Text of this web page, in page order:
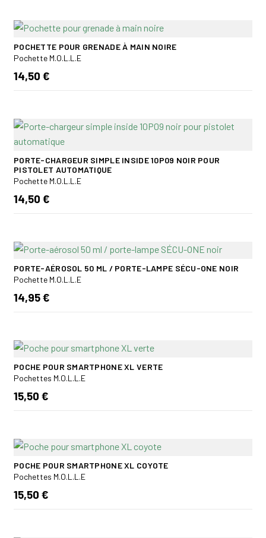
POCHETTE POUR GRENADE À MAIN NOIRE
Pochette M.O.L.L.E
14,50 €
PORTE-CHARGEUR SIMPLE INSIDE 10P09 NOIR POUR
PISTOLET AUTOMATIQUE
Pochette M.O.L.L.E
14,50 €
PORTE-AÉROSOL 50 ML / PORTE-LAMPE SÉCU-ONE NOIR
Pochette M.O.L.L.E
14,95 €
POCHE POUR SMARTPHONE XL VERTE
Pochettes M.O.L.L.E
15,50 €
POCHE POUR SMARTPHONE XL COYOTE
Pochettes M.O.L.L.E
15,50 €